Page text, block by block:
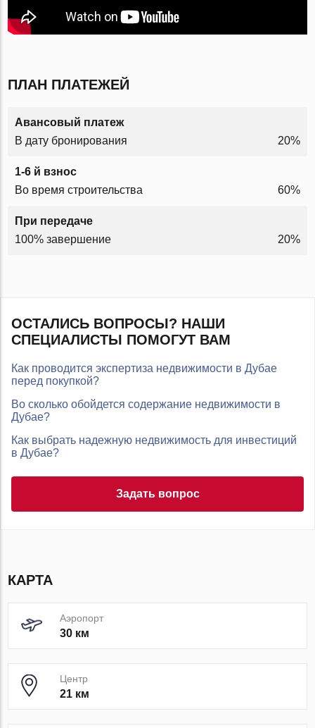
ПЛАН ПЛАТЕЖЕЙ
Авансовый платеж
В дату бронирования
20%
1-6 й взнос
Во время строительства
60%
При передаче
100% завершение
20%
ОСТАЛИСЬ ВОПРОСЫ? НАШИ
СПЕЦИАЛИСТЫ ПОМОГУТ ВАМ
Как проводится экспертиза недвижимости в Дубае
перед покупкой?
Во сколько обойдется содержание недвижимости в
Дубае?
Как выбрать надежную недвижимость для инвестиций
в Дубае?
Задать вопрос
КАРТА
Аэропорт
30 км
Центр
21 км